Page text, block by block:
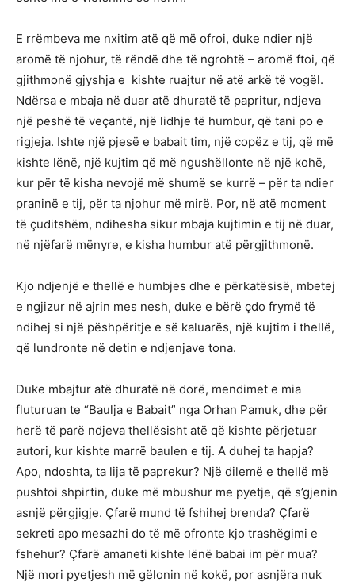
E rrëmbeva me nxitim atë që më ofroi, duke ndier një
aromë të njohur, të rëndë dhe të ngrohtë – aromë ftoi, që
gjithmonë gjyshja e kishte ruajtur në atë arkë të vogël.
Ndërsa e mbaja në duar atë dhuratë të papritur, ndjeva
një peshë të veçantë, një lidhje të humbur, që tani po e
rigjeja. Ishte një pjesë e babait tim, një copëz e tij, që më
kishte lënë, një kujtim që më ngushëllonte në një kohë,
kur për të kisha nevojë më shumë se kurrë – për ta ndier
praninë e tij, për ta njohur më mirë. Por, në atë moment
të çuditshëm, ndihesha sikur mbaja kujtimin e tij në duar,
në njëfarë mënyre, e kisha humbur atë përgjithmonë.
Kjo ndjenjë e thellë e humbjes dhe e përkatësisë, mbetej
e ngjizur në ajrin mes nesh, duke e bërë çdo frymë të
ndihej si një pëshpëritje e së kaluarës, një kujtim i thellë,
që lundronte në detin e ndjenjave tona.
Duke mbajtur atë dhuratë në dorë, mendimet e mia
fluturuan te “Baulja e Babait” nga Orhan Pamuk, dhe për
herë të parë ndjeva thellësisht atë që kishte përjetuar
autori, kur kishte marrë baulen e tij. A duhej ta hapja?
Apo, ndoshta, ta lija të paprekur? Një dilemë e thellë më
pushtoi shpirtin, duke më mbushur me pyetje, që s’gjenin
asnjë përgjigje. Çfarë mund të fshihej brenda? Çfarë
sekreti apo mesazhi do të më ofronte kjo trashëgimi e
fshehur? Çfarë amaneti kishte lënë babai im për mua?
Një mori pyetjesh më gëlonin në kokë, por asnjëra nuk